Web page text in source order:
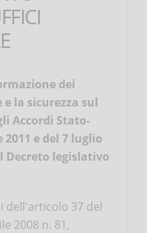
dei
la sicurezza sul
Accordi Stato-
e del 7 luglio
Decreto legislativo
dell'articolo 37 del
2008 n. 81,